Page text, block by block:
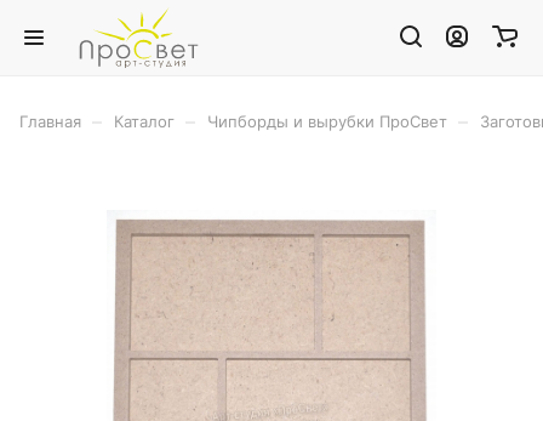
Главная Каталог Чипборды и вырубки ПроСвет